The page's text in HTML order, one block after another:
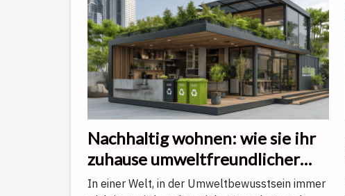
Nachhaltig wohnen: wie sie ihr
zuhause umweltfreundlicher
gestalten
In einer Welt, in der Umweltbewusstsein immer